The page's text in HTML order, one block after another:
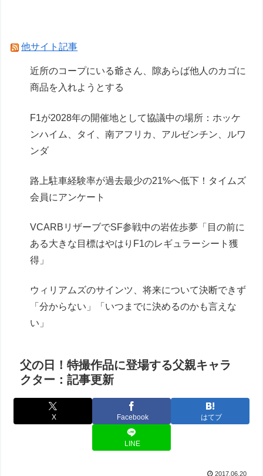
Powered by livedoor 相互RSS
他サイト記事
近所のコープにいる爺さん、隙あらば他人のカゴに
商品を入れようとする
F1が2028年の開催地として協議中の場所：ホッケ
ンハイム、タイ、南アフリカ、アルゼンチン、ルワ
ンダ
路上駐車経験率が過去最少の21%へ低下！タイムズ
会員にアンケート
VCARBリザーブでSF参戦中の岩佐歩夢「目の前に
ある大きな目標はやはりF1のレギュラーシート獲
得」
ウィリアムズのサインツ、将来について決断できず
「分からない」「いつまでに決めるのかも言えな
い」
父の日！特撮作品に登場する父親キャラ
クター：記事更新
X Facebook はてブ
LINE
2017.06.20